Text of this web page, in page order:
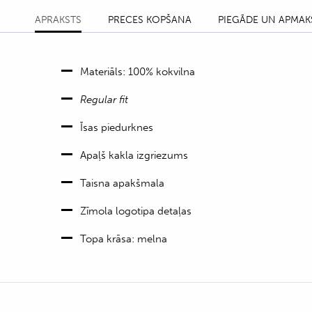
APRAKSTS PRECES KOPŠANA PIEGĀDE UN
Materiāls: 100% kokvilna
Regular fit
Īsas piedurknes
Apaļš kakla izgriezums
Taisna apakšmala
Zīmola logotipa detaļas
Topa krāsa: melna